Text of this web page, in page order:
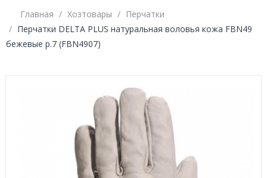
Главная Хозтовары
Перчатки
Перчатки DELTA PLUS натуральная воловья кожа FBN49
бежевые р.7 (FBN4907)